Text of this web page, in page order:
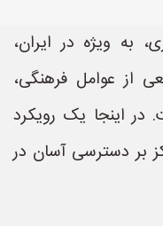
به ویژه در ایران،
از عوامل فرهنگی،
در اینجا یک رویکرد
بر دسترسی آسان در